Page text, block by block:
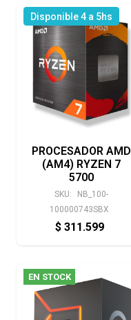
Disponible 4 a 5hs
PROCESADOR AMD
(AM4) RYZEN 7
5700
SKU:
NB_100-
100000743SBX
$ 311.599
EN STOCK